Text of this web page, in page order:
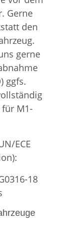
Gerne
den
gerne
ggfs.
M1-
ECE
18